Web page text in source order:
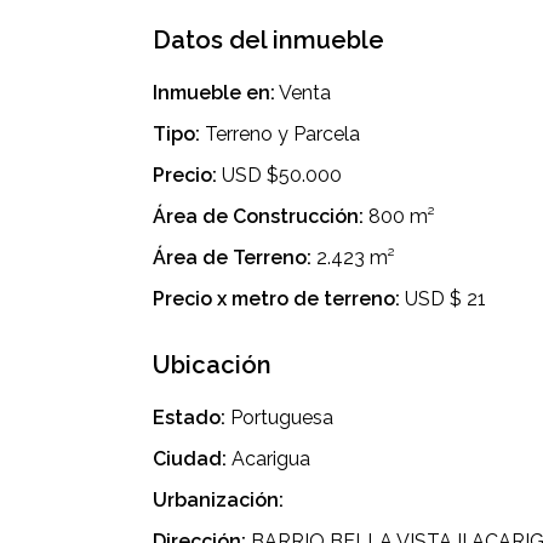
Datos del inmueble
Inmueble en: Venta
Tipo: Terreno y Parcela
Precio: USD $50.000
Área de Construcción: 800 m²
Área de Terreno: 2.423 m²
Precio x metro de terreno: USD $ 21
Ubicación
Estado: Portuguesa
Ciudad: Acarigua
Urbanización: